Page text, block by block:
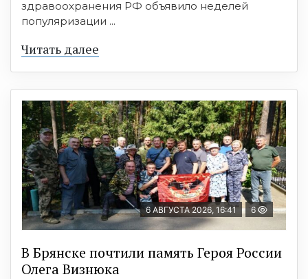
здравоохранения РФ объявило неделей
популяризации ...
Читать далее
6 АВГУСТА 2026, 16:41 6
В Брянске почтили память Героя России
Олега Визнюка